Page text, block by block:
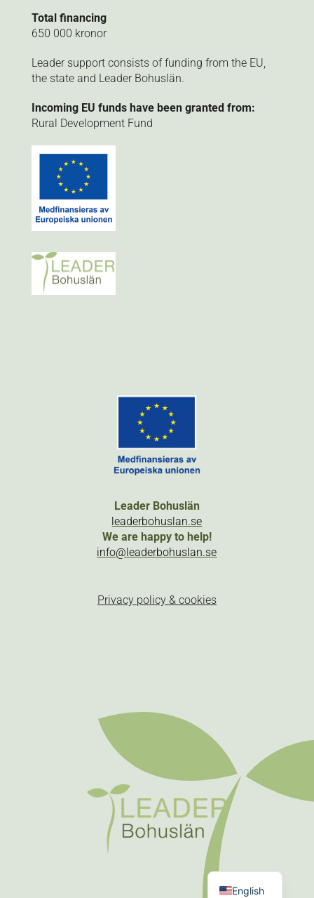
Total financing
650 000 kronor
Leader support consists of funding from the EU,
the state and Leader Bohuslän.
Incoming EU funds have been granted from:
Rural Development Fund
Leader Bohuslän
leaderbohuslan.se
We are happy to help!
info@leaderbohuslan.se
Privacy policy & cookies
English